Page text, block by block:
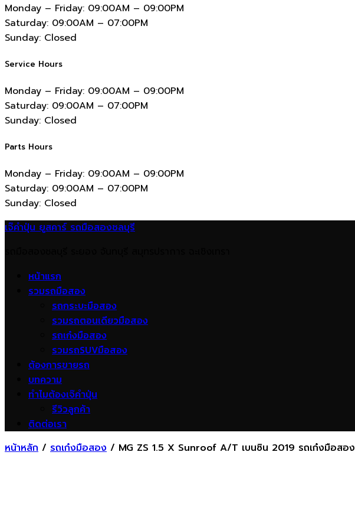
Monday – Friday: 09:00AM – 09:00PM
Saturday: 09:00AM – 07:00PM
Sunday: Closed
Service Hours
Monday – Friday: 09:00AM – 09:00PM
Saturday: 09:00AM – 07:00PM
Sunday: Closed
Parts Hours
Monday – Friday: 09:00AM – 09:00PM
Saturday: 09:00AM – 07:00PM
Sunday: Closed
เจ๊คำปุ่น ยูสคาร์ รถมือสองชลบุรี
หน้าแรก
รวมรถมือสอง
รถกระบะมือสอง
รวมรถตอนเดียวมือสอง
รถเก๋งมือสอง
รวมรถSUVมือสอง
ต้องการขายรถ
บทความ
ทำไมต้องเจ๊คำปุ่น
รีวิวลูกค้า
ติดต่อเรา
หน้าหลัก / รถเก๋งมือสอง / MG ZS 1.5 X Sunroof A/T เบนซิน 2019 รถเก๋งมือสอง